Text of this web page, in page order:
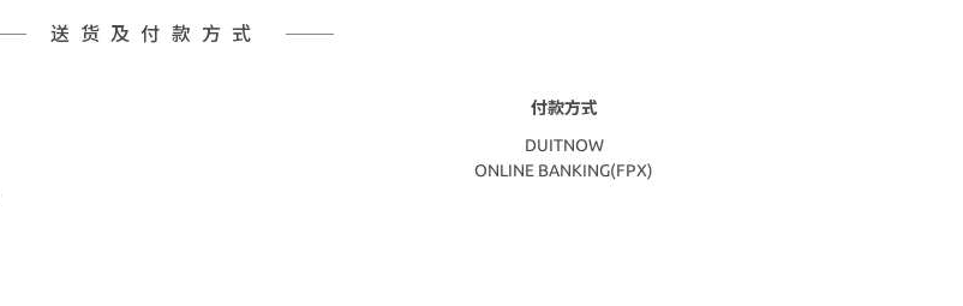
送货及付款方式
付款方式
DUITNOW
ONLINE BANKING(FPX)